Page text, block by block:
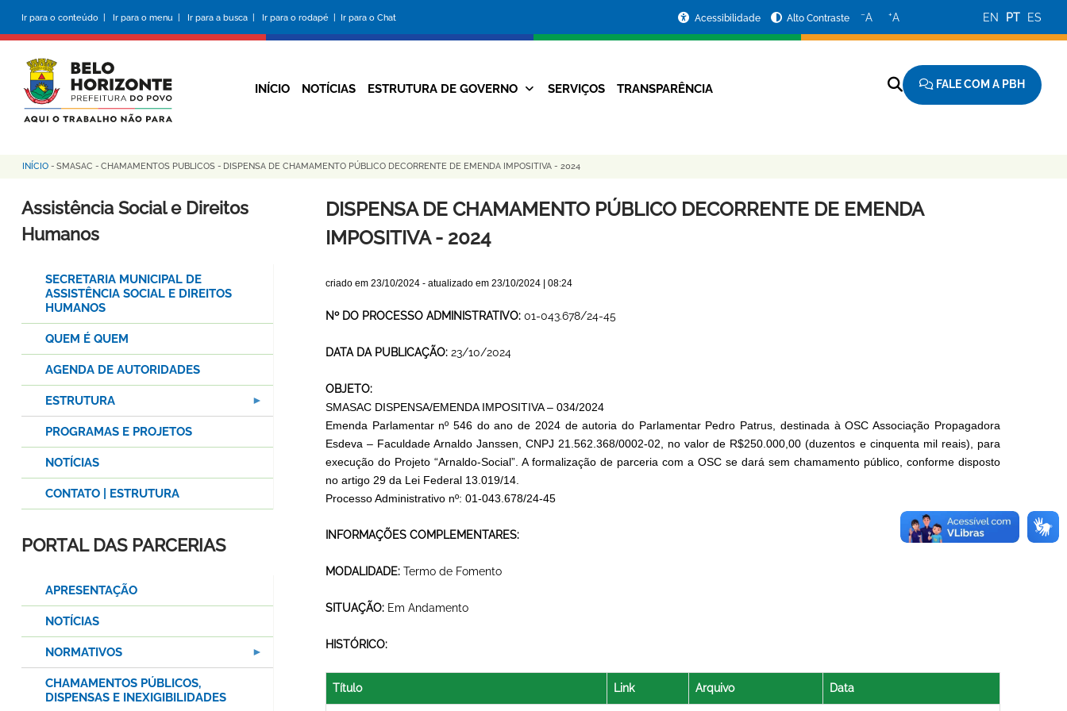
conteúdo
principal
Ir para o conteúdo | Ir para o menu | Ir para a busca | Ir para o rodapé | Ir para o Chat
da
Prefeitura
Acessibilidade Alto Contraste −A +A EN PT ES
Navegação
INÍCIO NOTÍCIAS ESTRUTURA DE GOVERNO SERVIÇOS TRANSPARÊNCIA FALE COM A PBH
Trilha
de
navegação
INÍCIO - SMASAC - CHAMAMENTOS PUBLICOS - DISPENSA DE CHAMAMENTO PÚBLICO DECORRENTE DE EMENDA IMPOSITIVA - 2024
DISPENSA DE CHAMAMENTO PÚBLICO DECORRENTE DE EMENDA
IMPOSITIVA - 2024
criado em 23/10/2024- atualizado em 23/10/2024 | 08:24
Nº DO PROCESSO ADMINISTRATIVO: 01-043.678/24-45
DATA DA PUBLICAÇÃO: 23/10/2024
OBJETO:
SMASAC DISPENSA/EMENDA IMPOSITIVA – 034/2024
Emenda Parlamentar nº 546 do ano de 2024 de autoria do Parlamentar Pedro Patrus, destinada à OSC Associação Propagadora
Esdeva – Faculdade Arnaldo Janssen, CNPJ 21.562.368/0002-02, no valor de R$250.000,00 (duzentos e cinquenta mil reais), para
execução do Projeto “Arnaldo-Social”. A formalização de parceria com a OSC se dará sem chamamento público, conforme disposto
no artigo 29 da Lei Federal 13.019/14.
Processo Administrativo nº: 01-043.678/24-45
INFORMAÇÕES COMPLEMENTARES:
MODALIDADE: Termo de Fomento
SITUAÇÃO: Em Andamento
HISTÓRICO:
Título Link Arquivo Data
Assistência Social e Direitos
Humanos
SECRETARIA MUNICIPAL DE
ASSISTÊNCIA SOCIAL E DIREITOS
HUMANOS
QUEM É QUEM
AGENDA DE AUTORIDADES
ESTRUTURA
PROGRAMAS E PROJETOS
NOTÍCIAS
CONTATO | ESTRUTURA
PORTAL DAS PARCERIAS
APRESENTAÇÃO
NOTÍCIAS
NORMATIVOS
CHAMAMENTOS PÚBLICOS,
DISPENSAS E INEXIGIBILIDADES